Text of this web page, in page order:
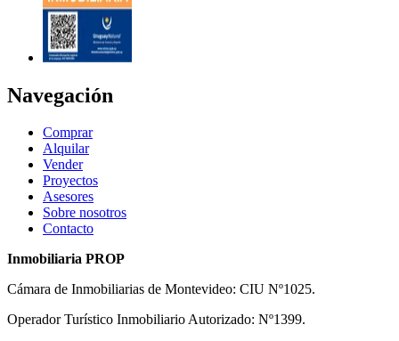
Navegación
Comprar
Alquilar
Vender
Proyectos
Asesores
Sobre nosotros
Contacto
Inmobiliaria PROP
Cámara de Inmobiliarias de Montevideo: CIU Nº1025.
Operador Turístico Inmobiliario Autorizado: Nº1399.